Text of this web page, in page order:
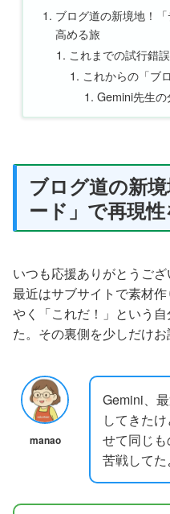
ブログ道の新境地！
高める旅
これまでの試行錯
これからの「ブ
Gemini先生の
ブログ道の新
ード」で再現
いつも応援ありがとうご
最近はサブサイトで素材
やく「これだ！」という
た。その裏側を少しだけお
manao
Gemini、
してきた
せて同じ
苦戦してた